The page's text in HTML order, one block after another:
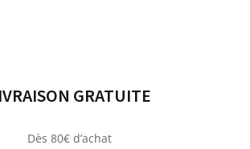
GRATUITE
Dès 80€ d’achat